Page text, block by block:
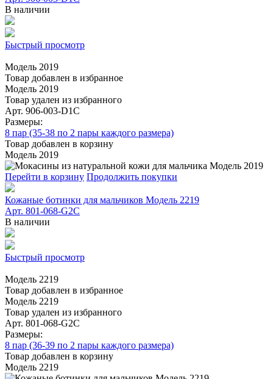
В наличии
Быстрый просмотр
Модель 2019
Товар добавлен в избранное
Модель 2019
Товар удален из избранного
Арт. 906-003-D1С
Размеры:
8 пар (35-38 по 2 пары каждого размера)
Товар добавлен в корзину
Модель 2019
Перейти в корзину Продолжить покупки
Кожаные ботинки для мальчиков Модель 2219
Арт. 801-068-G2C
В наличии
Быстрый просмотр
Модель 2219
Товар добавлен в избранное
Модель 2219
Товар удален из избранного
Арт. 801-068-G2C
Размеры:
8 пар (36-39 по 2 пары каждого размера)
Товар добавлен в корзину
Модель 2219